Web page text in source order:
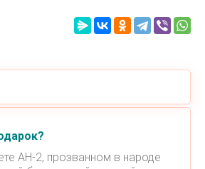
АН-2, прозванном в народе